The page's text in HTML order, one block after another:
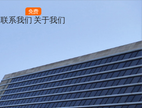
联系我们
免费
关于我们